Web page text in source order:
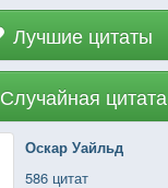
Лучшие цитаты
Случайная цитата
Оскар Уайльд
586 цитат